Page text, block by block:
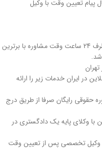
تعیین وقت با وکیل
پس از ارسال پیام حداکثر ظرف 24 ساعت وقت مشاوره با برترین
شد.
در ایران خدمات زیر را ارائه
حقوقی رایگان صرفا از طریق درج
با وکلای پایه یک دادگستری در
وکیل تخصصی پس از تعیین وقت